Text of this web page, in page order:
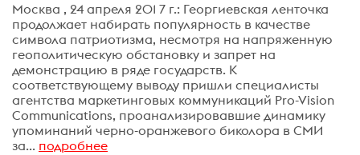
Москва , 24 апреля 201 7 г.: Георгиевская ленточка
продолжает набирать популярность в качестве
символа патриотизма, несмотря на напряженную
геополитическую обстановку и запрет на
демонстрацию в ряде государств. К
соответствующему выводу пришли специалисты
агентства маркетинговых коммуникаций Pro-Vision
Communications, проанализировавшие динамику
упоминаний черно-оранжевого биколора в СМИ
за... подробнее